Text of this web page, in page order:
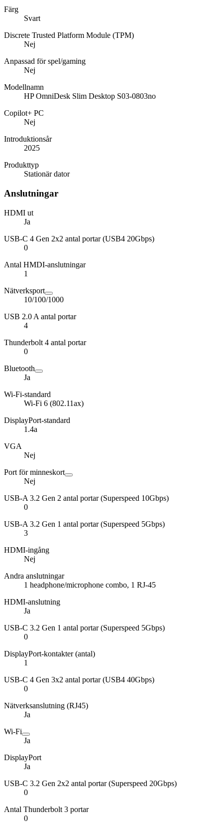
Färg
Svart
Discrete Trusted Platform Module (TPM)
Nej
Anpassad för spel/gaming
Nej
Modellnamn
HP OmniDesk Slim Desktop S03-0803no
Copilot+ PC
Nej
Introduktionsår
2025
Produkttyp
Stationär dator
Anslutningar
HDMI ut
Ja
USB-C 4 Gen 2x2 antal portar (USB4 20Gbps)
0
Antal HMDI-anslutningar
1
Nätverksport
10/100/1000
USB 2.0 A antal portar
4
Thunderbolt 4 antal portar
0
Bluetooth
Ja
Wi-Fi-standard
Wi-Fi 6 (802.11ax)
DisplayPort-standard
1.4a
VGA
Nej
Port för minneskort
Nej
USB-A 3.2 Gen 2 antal portar (Superspeed 10Gbps)
0
USB-A 3.2 Gen 1 antal portar (Superspeed 5Gbps)
3
HDMI-ingång
Nej
Andra anslutningar
1 headphone/microphone combo, 1 RJ-45
HDMI-anslutning
Ja
USB-C 3.2 Gen 1 antal portar (Superspeed 5Gbps)
0
DisplayPort-kontakter (antal)
1
USB-C 4 Gen 3x2 antal portar (USB4 40Gbps)
0
Nätverksanslutning (RJ45)
Ja
Wi-Fi
Ja
DisplayPort
Ja
USB-C 3.2 Gen 2x2 antal portar (Superspeed 20Gbps)
0
Antal Thunderbolt 3 portar
0